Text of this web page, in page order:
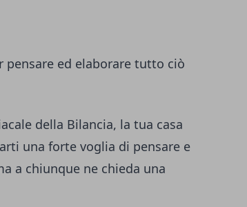
ed elaborare tutto ciò
della Bilancia, la tua casa
una forte voglia di pensare e
a chiunque ne chieda una